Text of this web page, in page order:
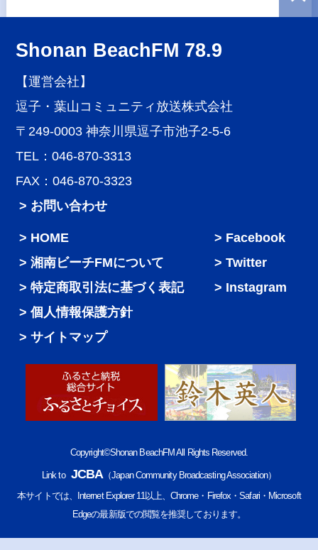
Shonan BeachFM 78.9
【運営会社】
逗子・葉山コミュニティ放送株式会社
〒249-0003 神奈川県逗子市池子2-5-6
TEL：046-870-3313
FAX：046-870-3323
> お問い合わせ
HOME
湘南ビーチFMについて
特定商取引法に基づく表記
個人情報保護方針
サイトマップ
Facebook
Twitter
Instagram
Copyright©Shonan BeachFM All Rights Reserved.
Link to JCBA （Japan Community Broadcasting Association）
本サイトでは、Internet Explorer 11以上、Chrome・Firefox・Safari・Microsoft
Edgeの最新版での閲覧を推奨しております。